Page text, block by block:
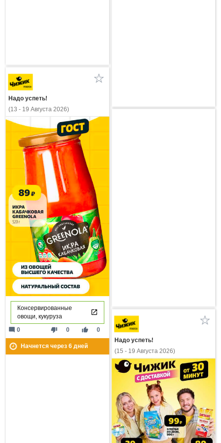
Надо успеть!
(13 - 19 Августа 2026)
Консервированные
овощи, кукуруза
thumb_down 0 thumb_up 0
mode_comment 0
Начнется через 6дней
Надо успеть!
(15 - 19 Августа 2026)